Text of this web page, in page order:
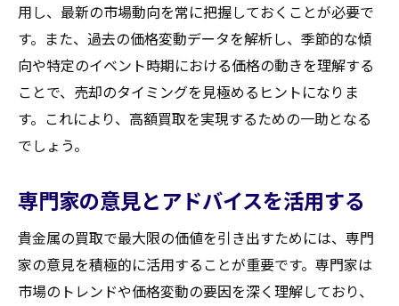
用し、最新の市場動向を常に把握しておくことが必要で
す。また、過去の価格変動データを解析し、季節的な傾
向や特定のイベント時期における価格の動きを理解する
ことで、売却のタイミングを見極めるヒントになりま
す。これにより、高額買取を実現するための一助となる
でしょう。
専門家の意見とアドバイスを活用する
貴金属の買取で最大限の価値を引き出すためには、専門
家の意見を積極的に活用することが重要です。専門家は
市場のトレンドや価格変動の要因を深く理解しており、